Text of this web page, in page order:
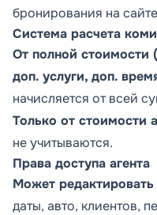
бронирования на
Система расчета
От полной стоимости
доп. услуги, доп.
начисляется от всей
Только от стоимости
не учитываются.
Права доступа агента
Может
даты, авто, клиентов,